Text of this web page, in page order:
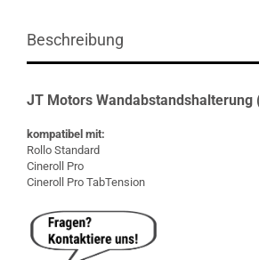
Beschreibung
JT Motors Wandabstandshalterung
kompatibel mit:
Rollo Standard
Cineroll Pro
Cineroll Pro TabTension